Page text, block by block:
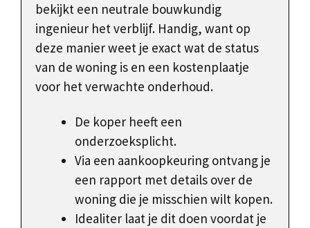
bekijkt een neutrale bouwkundig
ingenieur het verblijf. Handig, want op
deze manier weet je exact wat de status
van de woning is en een kostenplaatje
voor het verwachte onderhoud.
De koper heeft een
onderzoeksplicht.
Via een aankoopkeuring ontvang je
een rapport met details over de
woning die je misschien wilt kopen.
Idealiter laat je dit doen voordat je